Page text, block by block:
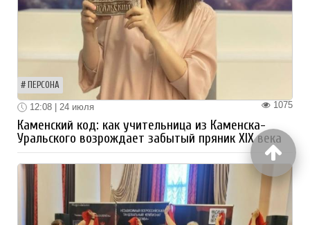
ПЕРСОНА
1075
12:08 | 24 июля
Каменский код: как учительница из Каменска-
Уральского возрождает забытый пряник XIX века